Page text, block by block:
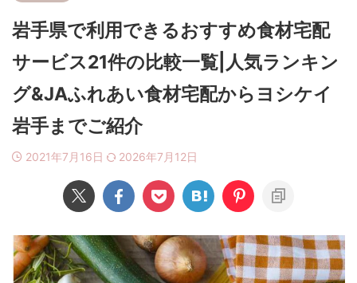
岩手県で利用できるおすすめ食材宅配
サービス21件の比較一覧|人気ランキン
グ&JAふれあい食材宅配からヨシケイ
岩手までご紹介
2021年7月16日 2026年7月12日